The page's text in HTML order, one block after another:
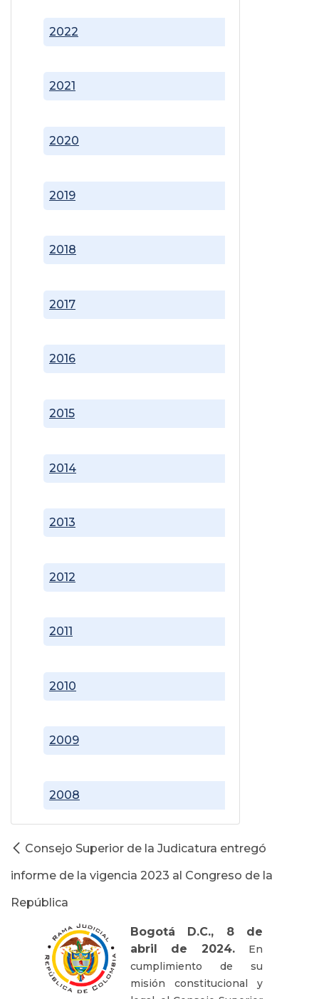
2008
2009
2010
2011
2012
2013
2014
2015
2016
2017
2018
2019
2020
2021
2022
Consejo Superior de la Judicatura entregó
informe de la vigencia 2023 al Congreso de la
República
Bogotá D.C., 8 de
abril de 2024. En
cumplimiento de su
misión constitucional y